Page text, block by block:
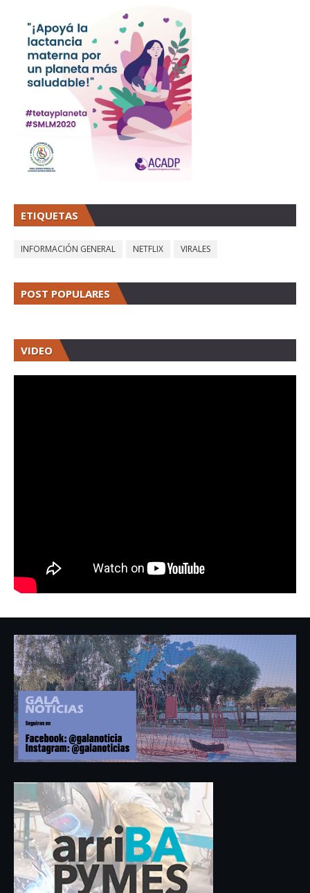
ETIQUETAS
INFORMACIÓN GENERAL NETFLIX VIRALES
POST POPULARES
VIDEO